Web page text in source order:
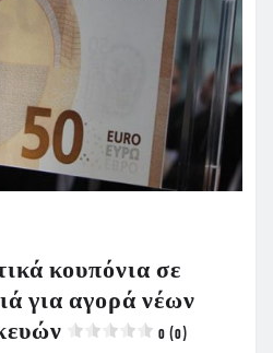
κουπόνια σε
για αγορά νέων
0 (0)